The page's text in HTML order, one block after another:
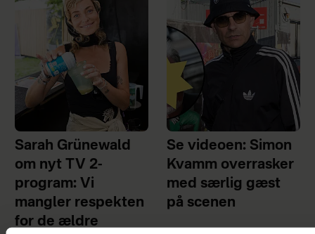
Sarah Grünewald
om nyt TV 2-
program: Vi
mangler respekten
for de ældre
Se videoen: Simon
Kvamm overrasker
med særlig gæst
på scenen